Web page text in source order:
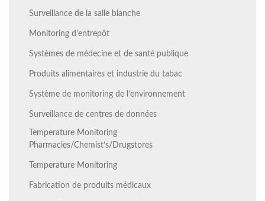
Surveillance de la salle blanche
Monitoring d’entrepôt
Systèmes de médecine et de santé publique
Produits alimentaires et industrie du tabac
Système de monitoring de l’environnement
Surveillance de centres de données
Temperature Monitoring
Pharmacies/Chemist’s/Drugstores
Temperature Monitoring
Fabrication de produits médicaux